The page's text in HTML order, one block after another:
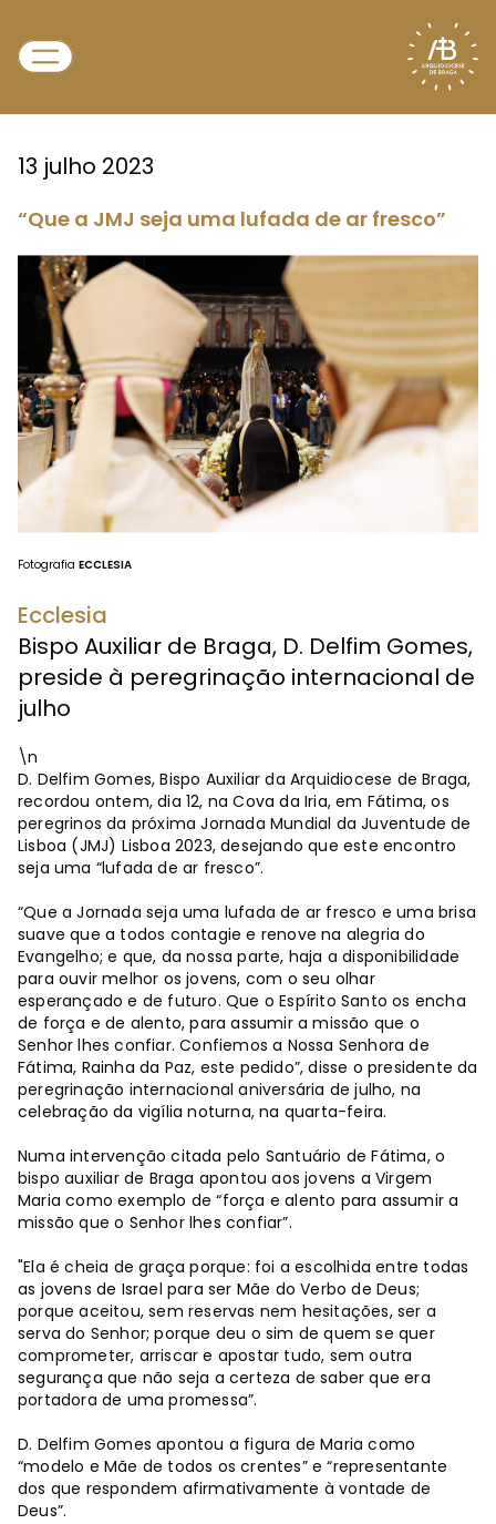
13 julho 2023
“Que a JMJ seja uma lufada de ar fresco”
Fotografia ECCLESIA
Ecclesia
Bispo Auxiliar de Braga, D. Delfim Gomes,
preside à peregrinação internacional de
julho
\n
D. Delfim Gomes, Bispo Auxiliar da Arquidiocese de Braga,
recordou ontem, dia 12, na Cova da Iria, em Fátima, os
peregrinos da próxima Jornada Mundial da Juventude de
Lisboa (JMJ) Lisboa 2023, desejando que este encontro
seja uma “lufada de ar fresco”.
“Que a Jornada seja uma lufada de ar fresco e uma brisa
suave que a todos contagie e renove na alegria do
Evangelho; e que, da nossa parte, haja a disponibilidade
para ouvir melhor os jovens, com o seu olhar
esperançado e de futuro. Que o Espírito Santo os encha
de força e de alento, para assumir a missão que o
Senhor lhes confiar. Confiemos a Nossa Senhora de
Fátima, Rainha da Paz, este pedido”, disse o presidente da
peregrinação internacional aniversária de julho, na
celebração da vigília noturna, na quarta-feira.
Numa intervenção citada pelo Santuário de Fátima, o
bispo auxiliar de Braga apontou aos jovens a Virgem
Maria como exemplo de “força e alento para assumir a
missão que o Senhor lhes confiar”.
"Ela é cheia de graça porque: foi a escolhida entre todas
as jovens de Israel para ser Mãe do Verbo de Deus;
porque aceitou, sem reservas nem hesitações, ser a
serva do Senhor; porque deu o sim de quem se quer
comprometer, arriscar e apostar tudo, sem outra
segurança que não seja a certeza de saber que era
portadora de uma promessa”.
D. Delfim Gomes apontou a figura de Maria como
“modelo e Mãe de todos os crentes” e “representante
dos que respondem afirmativamente à vontade de
Deus”.